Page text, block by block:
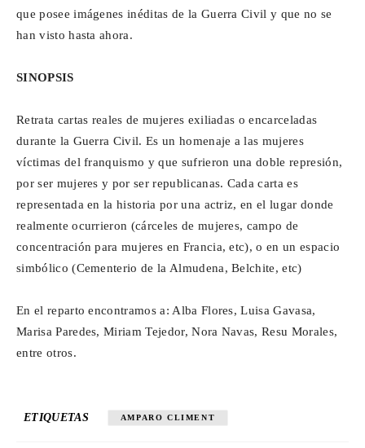
que posee imágenes inéditas de la Guerra Civil y que no se
han visto hasta ahora.
SINOPSIS
Retrata cartas reales de mujeres exiliadas o encarceladas
durante la Guerra Civil. Es un homenaje a las mujeres
víctimas del franquismo y que sufrieron una doble represión,
por ser mujeres y por ser republicanas. Cada carta es
representada en la historia por una actriz, en el lugar donde
realmente ocurrieron (cárceles de mujeres, campo de
concentración para mujeres en Francia, etc), o en un espacio
simbólico (Cementerio de la Almudena, Belchite, etc)
En el reparto encontramos a: Alba Flores, Luisa Gavasa,
Marisa Paredes, Miriam Tejedor, Nora Navas, Resu Morales,
entre otros.
ETIQUETAS AMPARO CLIMENT